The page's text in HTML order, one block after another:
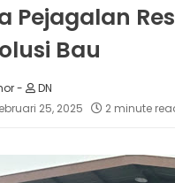
Pejagalan
Bau
DN
25, 2025
2 minute